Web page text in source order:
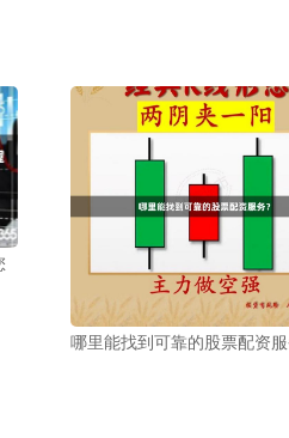
哪里能找到可靠的股票配资